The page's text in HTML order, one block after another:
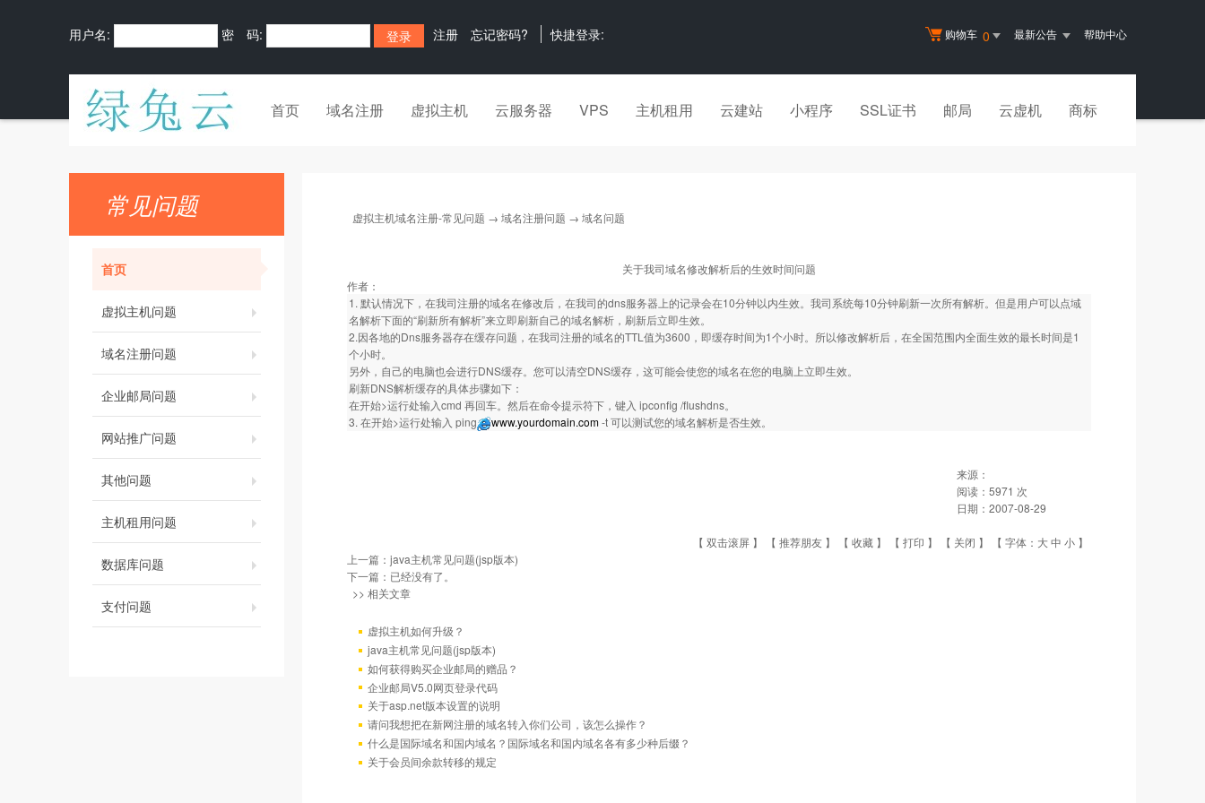
购物车 0 最新公告 帮助中心
用户名: 密 码: 注册 忘记密码? 快捷登录:
首页 域名注册 虚拟主机 云服务器 VPS 主机租用 云建站 小程序 SSL证书 邮局 云虚机 商标
常见问题
首页
虚拟主机问题
域名注册问题
企业邮局问题
网站推广问题
其他问题
主机租用问题
数据库问题
支付问题
虚拟主机域名注册-常见问题 → 域名注册问题 → 域名问题
关于我司域名修改解析后的生效时间问题
作者：
1. 默认情况下，在我司注册的域名在修改后，在我司的dns服务器上的记录会在10分钟以内生效。我司系统每10分钟刷新一次所有解析。但是用户可以点域
名解析下面的“刷新所有解析”来立即刷新自己的域名解析，刷新后立即生效。
2.因各地的Dns服务器存在缓存问题，在我司注册的域名的TTL值为3600，即缓存时间为1个小时。所以修改解析后，在全国范围内全面生效的最长时间是1
个小时。
另外，自己的电脑也会进行DNS缓存。您可以清空DNS缓存，这可能会使您的域名在您的电脑上立即生效。
刷新DNS解析缓存的具体步骤如下：
在开始>运行处输入cmd 再回车。然后在命令提示符下，键入 ipconfig /flushdns。
3. 在开始>运行处输入 ping
www.yourdomain.com-t 可以测试您的域名解析是否生效。
来源：
阅读： 5971 次
日期： 2007-08-29
【 双击滚屏 】 【 推荐朋友 】 【 收藏 】 【 打印 】 【 关闭 】 【 字体： 大中 小 】
上一篇： java主机常见问题(jsp版本)
下一篇：已经没有了。
>> 相关文章
虚拟主机如何升级？
java主机常见问题(jsp版本)
如何获得购买企业邮局的赠品？
企业邮局V5.0网页登录代码
关于asp.net版本设置的说明
请问我想把在新网注册的域名转入你们公司，该怎么操作？
什么是国际域名和国内域名？国际域名和国内域名各有多少种后缀？
关于会员间余款转移的规定